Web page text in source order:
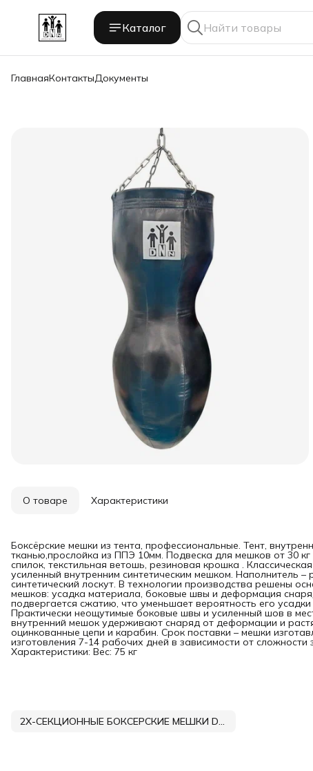
Каталог
ГлавнаяКонтактыДокументы
О товаре Характеристики
Боксёрские мешки из тента, профессиональные. Тент,
тканью,прослойка из ППЭ 10мм. Подвеска для мешков от 30
спилок, текстильная ветошь, резиновая крошка .
усиленный внутренним синтетическим мешком. Наполнитель
синтетический лоскут. В технологии производства решены
мешков: усадка материала, боковые швы и деформация
подвергается сжатию, что уменьшает вероятность его
Практически неощутимые боковые швы и усиленный шов в
внутренний мешок удерживают снаряд от деформации и
оцинкованные цепи и карабин. Срок поставки – мешки
изготовления 7-14 рабочих дней в зависимости от
Характеристики: Вес: 75 кг
2Х-СЕКЦИОННЫЕ БОКСЕРСКИЕ МЕШКИ DNN